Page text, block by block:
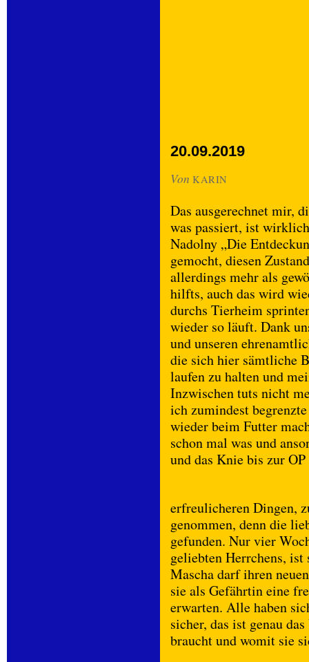
20.09.2019
Von KARIN
Das ausgerechnet mir,
was passiert, ist
Nadolny „Die
gemocht, diesen
allerdings mehr als
hilfts, auch das wird
durchs Tierheim
wieder so läuft. Dank
und unseren
die sich hier sämtliche
laufen zu halten und
Inzwischen tuts nicht
ich zumindest
wieder beim Futter
schon mal was und
und das Knie bis zur
erfreulicheren Dingen,
genommen, denn die
gefunden. Nur vier
geliebten Herrchens,
Mascha darf ihren
sie als Gefährtin eine
erwarten. Alle haben
sicher, das ist genau
braucht und womit sie